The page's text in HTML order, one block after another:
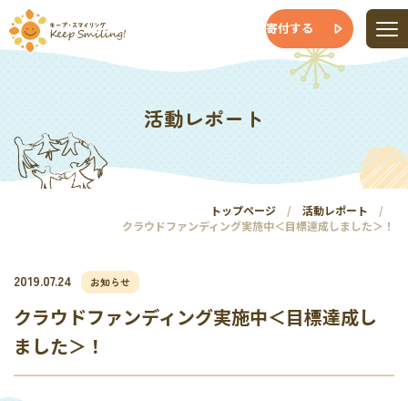
寄付する
活動レポート
トップページ
活動レポート
クラウドファンディング実施中＜目標達成しました＞！
2019.07.24 お知らせ
クラウドファンディング実施中＜目標達成し
ました＞！